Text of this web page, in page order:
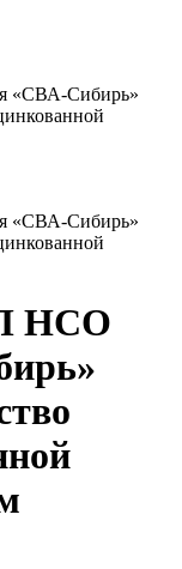
«СВА-Сибирь»
«СВА-Сибирь»
НСО